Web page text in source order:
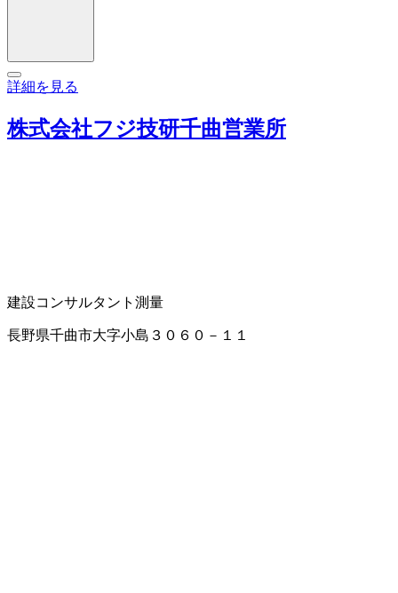
詳細を見る
株式会社フジ技研千曲営業所
建設コンサルタント 測量
長野県千曲市大字小島３０６０－１１